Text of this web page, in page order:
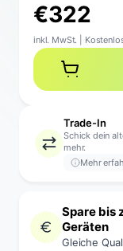
€322
inkl. MwSt.
Trade-In
Mehr
Schick dein
mehr.
Spare bis
Geräten
Gleiche